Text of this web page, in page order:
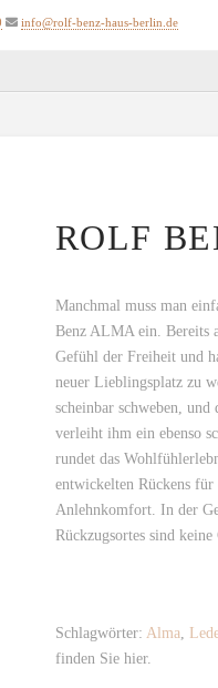
info@rolf-benz-haus-berlin.de
ROLF
Manchmal muss man
Benz ALMA ein. Bereits
Gefühl der Freiheit und
neuer Lieblingsplatz zu
scheinbar schweben,
verleiht ihm ein ebenso
rundet das
entwickelten Rückens
Anlehnkomfort. In der
Rückzugsortes sind keine
Schlagwörter: Alma
finden Sie hier.